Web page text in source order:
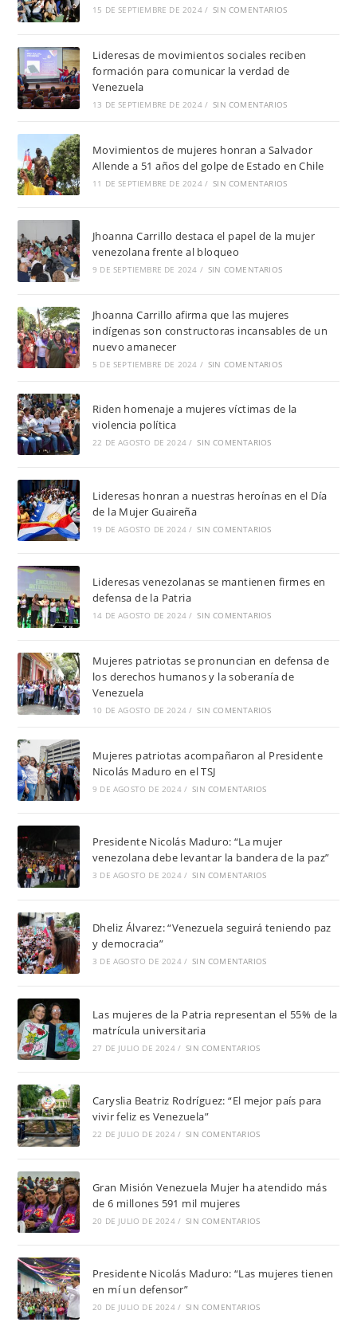
15 DE SEPTIEMBRE DE 2024 / SIN COMENTARIOS
Lideresas de movimientos sociales reciben
formación para comunicar la verdad de
Venezuela
13 DE SEPTIEMBRE DE 2024 / SIN COMENTARIOS
Movimientos de mujeres honran a Salvador
Allende a 51 años del golpe de Estado en Chile
11 DE SEPTIEMBRE DE 2024 / SIN COMENTARIOS
Jhoanna Carrillo destaca el papel de la mujer
venezolana frente al bloqueo
9 DE SEPTIEMBRE DE 2024 / SIN COMENTARIOS
Jhoanna Carrillo afirma que las mujeres
indígenas son constructoras incansables de un
nuevo amanecer
5 DE SEPTIEMBRE DE 2024 / SIN COMENTARIOS
Riden homenaje a mujeres víctimas de la
violencia política
22 DE AGOSTO DE 2024 / SIN COMENTARIOS
Lideresas honran a nuestras heroínas en el Día
de la Mujer Guaireña
19 DE AGOSTO DE 2024 / SIN COMENTARIOS
Lideresas venezolanas se mantienen firmes en
defensa de la Patria
14 DE AGOSTO DE 2024 / SIN COMENTARIOS
Mujeres patriotas se pronuncian en defensa de
los derechos humanos y la soberanía de
Venezuela
10 DE AGOSTO DE 2024 / SIN COMENTARIOS
Mujeres patriotas acompañaron al Presidente
Nicolás Maduro en el TSJ
9 DE AGOSTO DE 2024 / SIN COMENTARIOS
Presidente Nicolás Maduro: “La mujer
venezolana debe levantar la bandera de la paz”
3 DE AGOSTO DE 2024 / SIN COMENTARIOS
Dheliz Álvarez: “Venezuela seguirá teniendo paz
y democracia”
3 DE AGOSTO DE 2024 / SIN COMENTARIOS
Las mujeres de la Patria representan el 55% de la
matrícula universitaria
27 DE JULIO DE 2024 / SIN COMENTARIOS
Caryslia Beatriz Rodríguez: “El mejor país para
vivir feliz es Venezuela”
22 DE JULIO DE 2024 / SIN COMENTARIOS
Gran Misión Venezuela Mujer ha atendido más
de 6 millones 591 mil mujeres
20 DE JULIO DE 2024 / SIN COMENTARIOS
Presidente Nicolás Maduro: “Las mujeres tienen
en mí un defensor”
20 DE JULIO DE 2024 / SIN COMENTARIOS